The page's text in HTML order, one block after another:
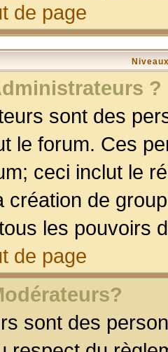
de page
?
sont des
le forum. Ces
ceci inclut le
création de
les pouvoirs
de page
sont des